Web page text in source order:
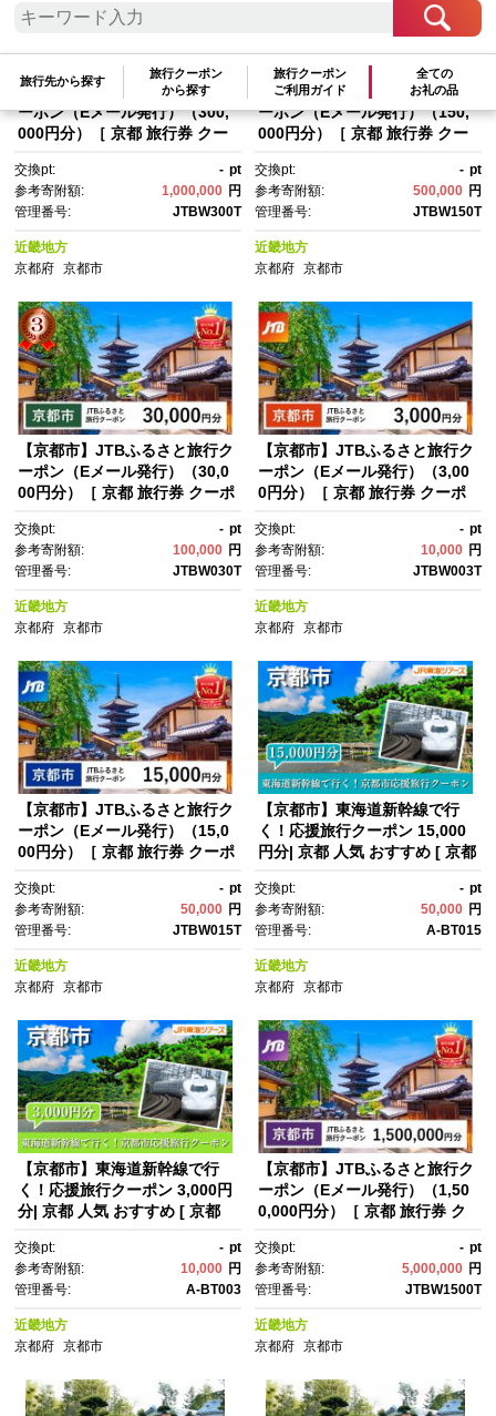
旅行先から探す
旅行クーポン
から探す
旅行クーポン
ご利用ガイド
全ての
お礼の品
【京都市】JTBふるさと旅行ク
ーポン（Eメール発行）（300,
000円分）［ 京都 旅行券 クー
ル発行 クーポン 旅行 ギフト 宿
泊券 ホテル 旅館 宿泊 観光 グ
ルメ 人気 おすすめ ふるさと納
税 ］
交換pt: - pt
参考寄附額:
1,000,000 円
管理番号:
JTBW300T
近畿地方
京都府
京都市
【京都市】JTBふるさと旅行ク
ーポン（Eメール発行）（150,
000円分）［ 京都 旅行券 クー
ル発行 クーポン 旅行 ギフト 宿
泊券 ホテル 旅館 宿泊 観光 グ
ルメ 人気 おすすめ ふるさと納
税 ］
交換pt: - pt
参考寄附額:
500,000 円
管理番号:
JTBW150T
近畿地方
京都府 京都市
【京都市】JTBふるさと旅行ク
ーポン（Eメール発行）（30,0
00円分）［ 京都 旅行券 クーポ
発行 クーポン 旅行 ギフト 宿泊
券 ホテル 旅館 宿泊 観光 グル
メ 人気 おすすめ ふるさと納
税 ］
交換pt: - pt
参考寄附額:
100,000 円
管理番号:
JTBW030T
近畿地方
京都府
京都市
【京都市】JTBふるさと旅行ク
ーポン（Eメール発行）（3,00
0円分）［ 京都 旅行券 クーポ
発行 クーポン 旅行 ギフト 宿泊
券 ホテル 旅館 宿泊 観光 グル
メ 人気 おすすめ ふるさと納
税 ］
交換pt: - pt
参考寄附額:
10,000 円
管理番号:
JTBW003T
近畿地方
京都府 京都市
【京都市】JTBふるさと旅行ク
ーポン（Eメール発行）（15,0
00円分）［ 京都 旅行券 クーポ
発行 クーポン 旅行 ギフト 宿泊
券 ホテル 旅館 宿泊 観光 グル
メ 人気 おすすめ ふるさと納
税 ］
交換pt: - pt
参考寄附額:
50,000 円
管理番号:
JTBW015T
近畿地方
京都府
京都市
【京都市】東海道新幹線で行
く！応援旅行クーポン 15,000
円分| 京都 人気 おすすめ [ 京都
すすめ 娯楽 休暇 ふるさと納
税 ]
交換pt: - pt
参考寄附額:
50,000 円
管理番号:
A-BT015
近畿地方
京都府 京都市
【京都市】東海道新幹線で行
く！応援旅行クーポン 3,000円
分| 京都 人気 おすすめ [ 京都
すすめ 娯楽 休暇 ふるさと納
税 ]
交換pt: - pt
参考寄附額:
10,000 円
管理番号:
A-BT003
近畿地方
京都府
京都市
【京都市】JTBふるさと旅行ク
ーポン（Eメール発行）（1,50
0,000円分）［ 京都 旅行券 ク
ール発行 クーポン 旅行 ギフ
ト 宿泊券 ホテル 旅館 宿泊 観
光 グルメ 人気 おすすめ るさと
納税 ］
交換pt: - pt
参考寄附額:
5,000,000 円
管理番号:
JTBW1500T
近畿地方
京都府 京都市